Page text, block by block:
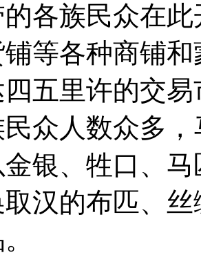
各族民众在
等各种商铺
五里许的交
众人数众多
银、牲口、
汉的布匹、